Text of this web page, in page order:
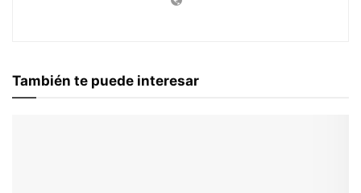
También te puede interesar